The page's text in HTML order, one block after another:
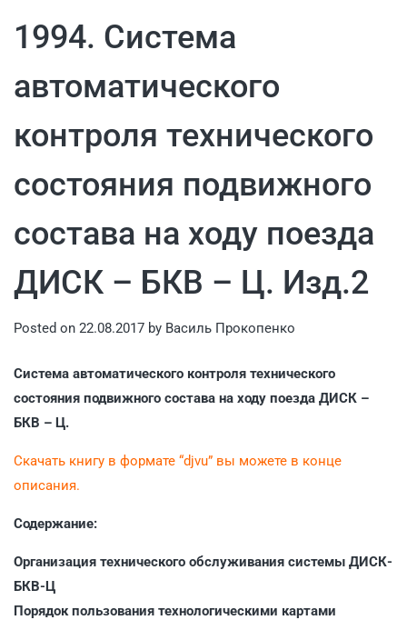
1994. Система
автоматического
контроля технического
состояния подвижного
состава на ходу поезда
ДИСК – БКВ – Ц. Изд.2
Posted on 22.08.2017 by Василь Прокопенко
Система автоматического контроля технического
состояния подвижного состава на ходу поезда ДИСК –
БКВ – Ц.
Скачать книгу в формате “djvu” вы можете в конце
описания.
Содержание:
Организация технического обслуживания системы ДИСК-
БКВ-Ц
Порядок пользования технологическими картами